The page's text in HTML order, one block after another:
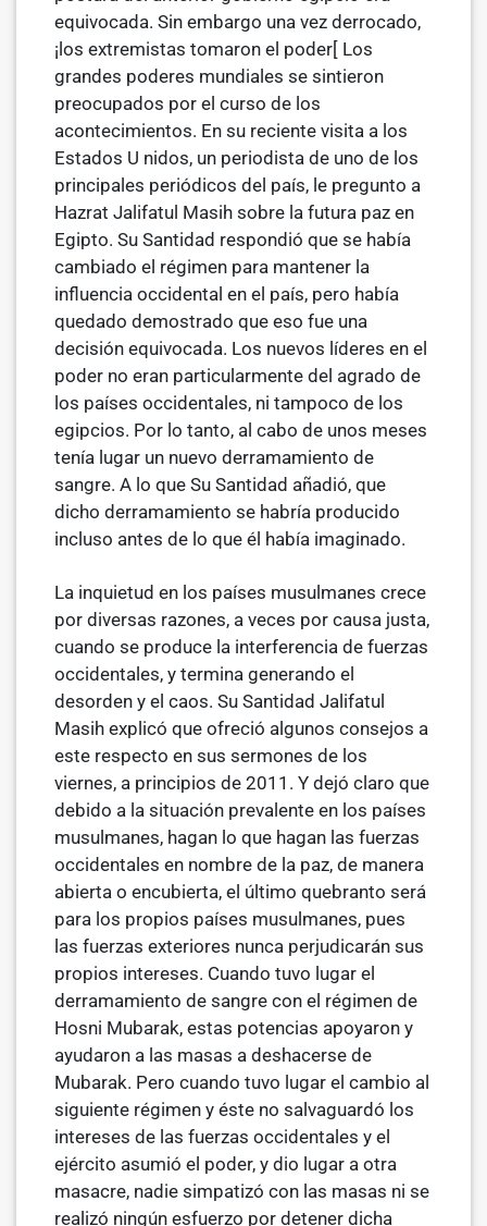
equivocada. Sin embargo una vez derrocado,
¡los extremistas tomaron el poder[ Los
grandes poderes mundiales se sintieron
preocupados por el curso de los
acontecimientos. En su reciente visita a los
Estados U nidos, un periodista de uno de los
principales periódicos del país, le pregunto a
Hazrat Jalifatul Masih sobre la futura paz en
Egipto. Su Santidad respondió que se había
cambiado el régimen para mantener la
influencia occidental en el país, pero había
quedado demostrado que eso fue una
decisión equivocada. Los nuevos líderes en el
poder no eran particularmente del agrado de
los países occi­dentales, ni tampoco de los
egipcios. Por lo tanto, al cabo de unos meses
tenía lugar un nuevo derramamiento de
sangre. A lo que Su Santidad añadió, que
dicho derramamiento se habría producido
incluso antes de lo que él había imaginado.
La inquietud en los países musulmanes crece
por diversas razones, a ve­ces por causa justa,
cuando se produce la interferencia de fuerzas
occi­dentales, y termina generando el
desorden y el caos. Su Santidad Jalifatul
Masih explicó que ofreció algunos consejos a
este respecto en sus sermo­nes de los
viernes, a principios de 2011. Y dejó claro que
debido a la situa­ción prevalente en los países
musulmanes, hagan lo que hagan las fuerzas
occidentales en nombre de la paz, de manera
abierta o encubierta, el últi­mo quebranto será
para los propios países musulmanes, pues
las fuerzas exteriores nunca perjudicarán sus
propios intereses. Cuando tuvo lugar el
derramamiento de sangre con el régimen de
Hosni Mubarak, estas po­tencias apoyaron y
ayudaron a las masas a deshacerse de
Mubarak. Pero cuando tuvo lugar el cambio al
siguiente régimen y éste no salvaguardó los
intereses de las fuerzas occidentales y el
ejército asumió el poder, y dio lugar a otra
masacre, nadie simpatizó con las masas ni se
realizó ningún esfuerzo por detener dicha